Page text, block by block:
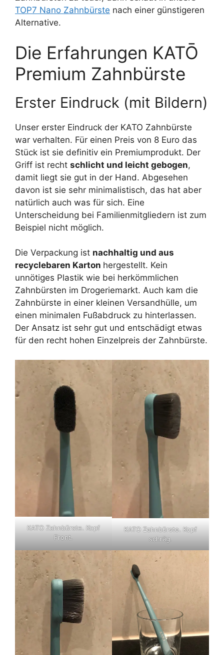
TOP7 Nano Zahnbürste nach einer günstigeren
Alternative.
Die Erfahrungen KATŌ
Premium Zahnbürste
Erster Eindruck (mit Bildern)
Unser erster Eindruck der KATO Zahnbürste
war verhalten. Für einen Preis von 8 Euro das
Stück ist sie definitiv ein Premiumprodukt. Der
Griff ist recht schlicht und leicht gebogen,
damit liegt sie gut in der Hand. Abgesehen
davon ist sie sehr minimalistisch, das hat aber
natürlich auch was für sich. Eine
Unterscheidung bei Familienmitgliedern ist zum
Beispiel nicht möglich.
Die Verpackung ist nachhaltig und aus
recyclebaren Karton hergestellt. Kein
unnötiges Plastik wie bei herkömmlichen
Zahnbürsten im Drogeriemarkt. Auch kam die
Zahnbürste in einer kleinen Versandhülle, um
einen minimalen Fußabdruck zu hinterlassen.
Der Ansatz ist sehr gut und entschädigt etwas
für den recht hohen Einzelpreis der Zahnbürste.
KATO Zahnbürste. Kopf
Front.
KATO Zahnbürste. Kopf
schräg.